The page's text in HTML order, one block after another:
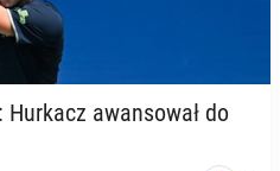
awan­so­wał do